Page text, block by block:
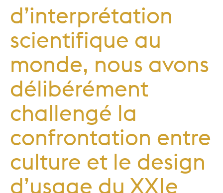
d’interprétation
scientifique au
monde, nous avons
délibérément
challengé la
confrontation entre
culture et le design
d’usage du XXIe